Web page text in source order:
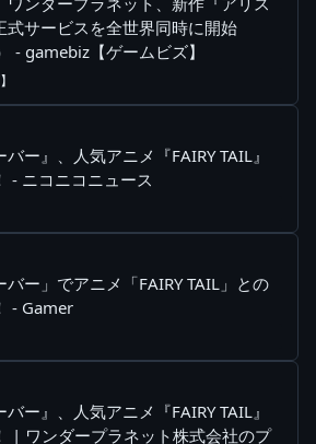
式サービスを全世界同時に開始
- gamebiz【ゲームビズ】
バー』、人気アニメ『FAIRY TAIL』
- ニコニコニュース
バー」でアニメ「FAIRY TAIL」との
- Gamer
バー』、人気アニメ『FAIRY TAIL』
| ワンダープラネット株式会社のプ